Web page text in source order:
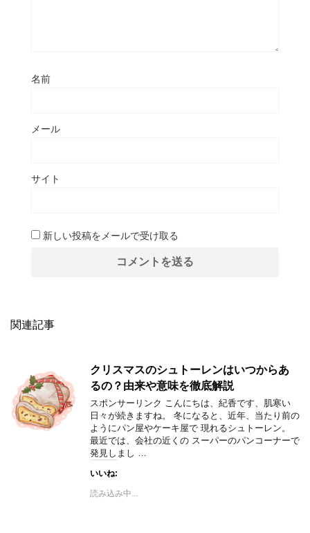
名前
メール
サイト
新しい投稿をメールで受け取る
関連記事
クリスマスのシュトーレンはいつからあ
るの？由来や意味を徹底解説
スポンサーリンク こんにちは、紀香です、肌寒い
日々が続きますね。 冬になると、近年、当たり前の
ようにパン屋やケーキ屋で 現れるシュトーレン。
最近では、会社の近くの スーパーのパンコーナーで
発見しまし …
いいね:
読み込み中...